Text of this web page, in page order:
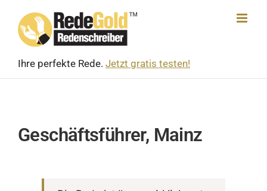
content
Ihre perfekte Rede. Jetzt gratis testen!
Geschäftsführer, Mainz